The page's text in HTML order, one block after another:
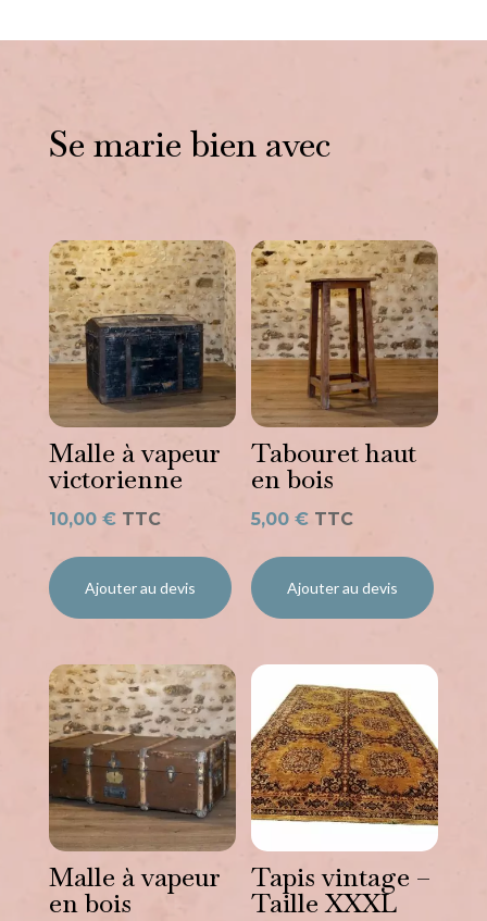
Se marie bien avec
Malle à vapeur
victorienne
10,00 € TTC
Ajouter au devis
Tabouret haut
en bois
5,00€ TTC
Ajouter au devis
Malle à vapeur
en bois
Tapis vintage –
Taille XXXL